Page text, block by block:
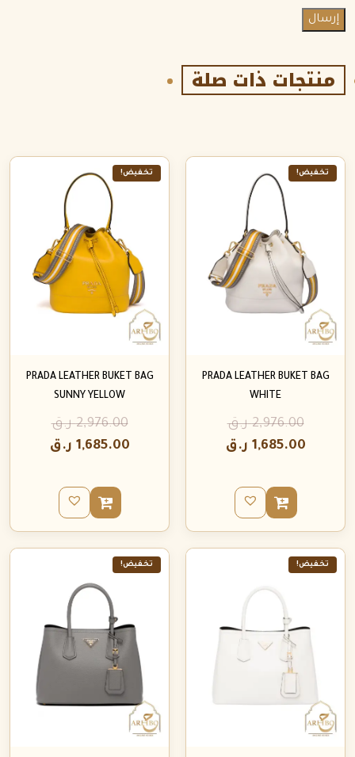
منتجات ذات صلة
تخفيض!
PRADA LEATHER BUKET BAG
WHITE
2,976.00 ر.ق
1,685.00 ر.ق
تخفيض!
PRADA LEATHER BUKET BAG
SUNNY YELLOW
2,976.00 ر.ق
1,685.00 ر.ق
تخفيض! تخفيض!